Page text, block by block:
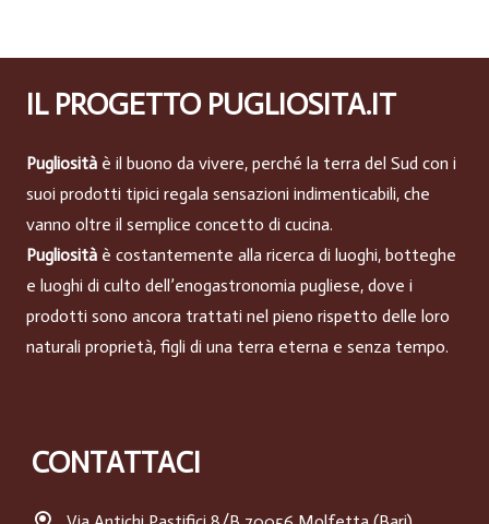
IL PROGETTO PUGLIOSITA.IT
Pugliosità è il buono da vivere, perché la terra del Sud con i
suoi prodotti tipici regala sensazioni indimenticabili, che
vanno oltre il semplice concetto di cucina.
Pugliosità è costantemente alla ricerca di luoghi, botteghe
e luoghi di culto dell’enogastronomia pugliese, dove i
prodotti sono ancora trattati nel pieno rispetto delle loro
naturali proprietà, figli di una terra eterna e senza tempo.
CONTATTACI